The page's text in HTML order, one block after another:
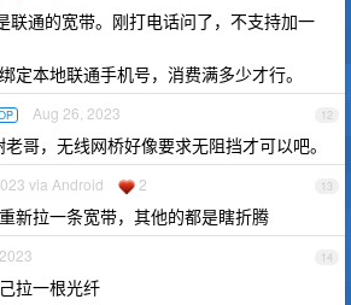
联通的宽带。刚打电话问了，不支持加一
定本地联通手机号，消费满多少才行。
12
Aug 26, 2023
哥，无线网桥好像要求无阻挡才可以吧。
13
via Android 2
新拉一条宽带，其他的都是瞎折腾
14
拉一根光纤